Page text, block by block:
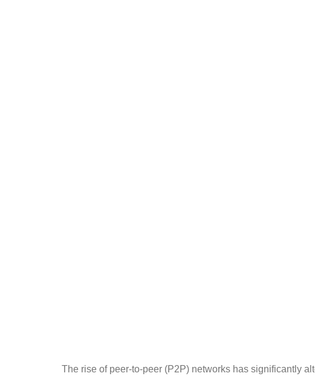
The rise of peer-to-peer (P2P) networks has significantly